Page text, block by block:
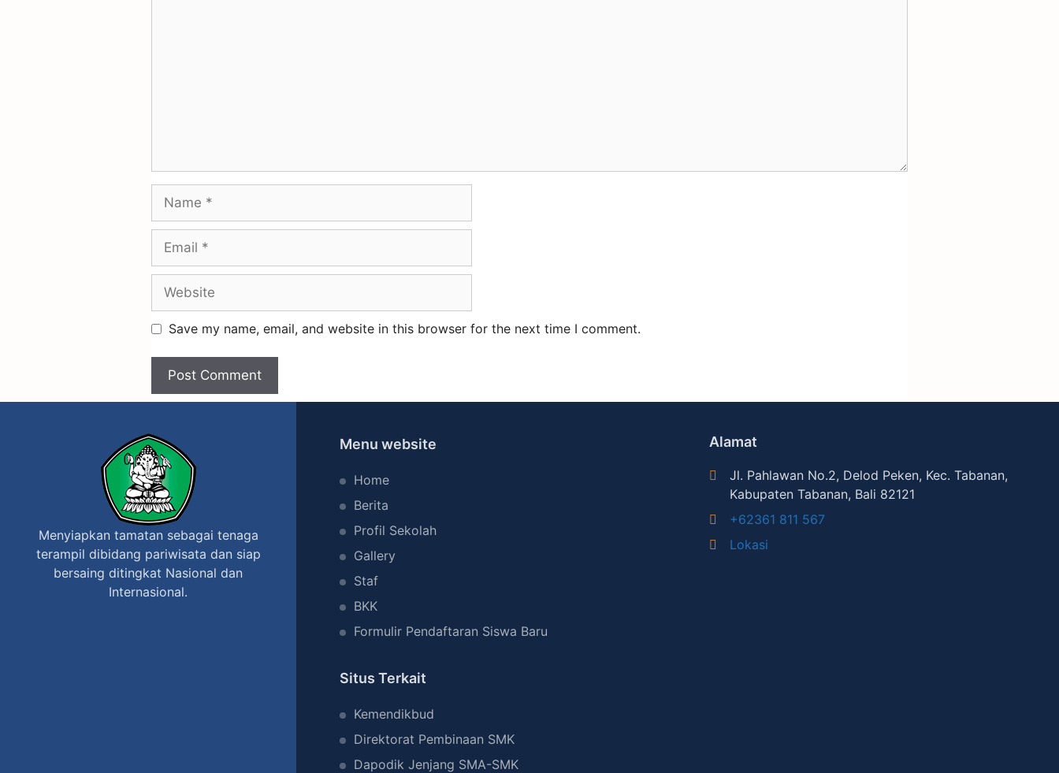
Save my name, email, and website in this browser for the next time I comment.
Menyiapkan tamatan sebagai tenaga
terampil dibidang pariwisata dan siap
bersaing ditingkat Nasional dan
Internasional.
Menu website
Home
Berita
Profil Sekolah
Gallery
Staf
BKK
Formulir Pendaftaran Siswa Baru
Situs Terkait
Kemendikbud
Direktorat Pembinaan SMK
Dapodik Jenjang SMA-SMK
Alamat
Jl. Pahlawan No.2, Delod Peken, Kec. Tabanan,
Kabupaten Tabanan, Bali 82121
+62361 811 567
Lokasi